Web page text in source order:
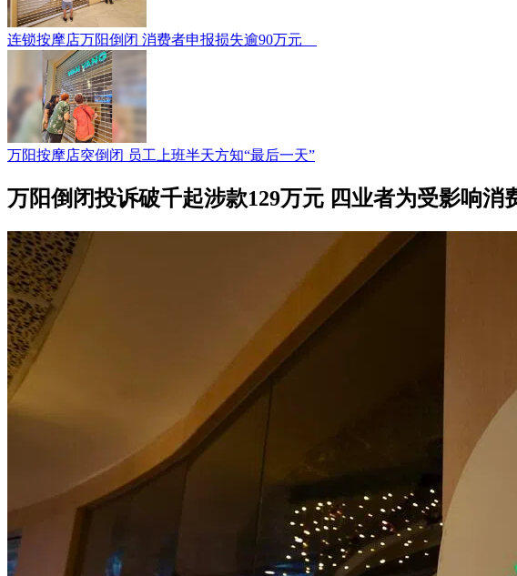
连锁按摩店万阳倒闭 消费者申报损失逾90万元
万阳按摩店突倒闭 员工上班半天方知“最后一天”
万阳倒闭投诉破千起涉款129万元 四业者为受影响消